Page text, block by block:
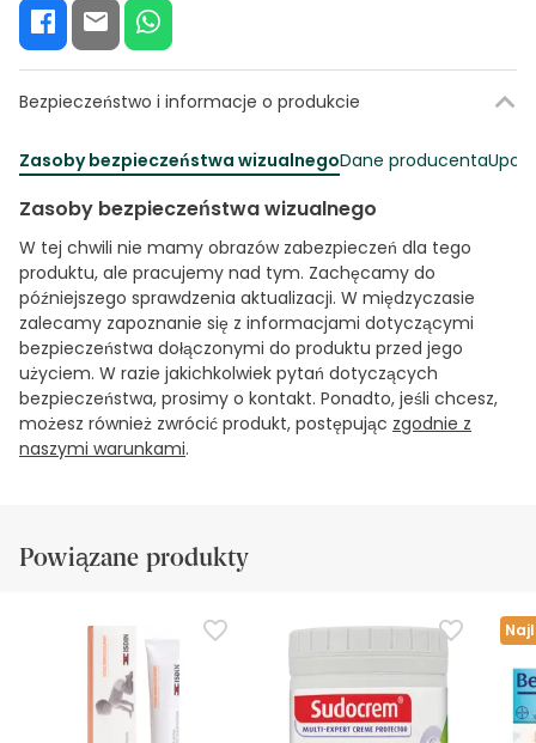
Bezpieczeństwo i informacje o produkcie
Zasoby bezpieczeństwa wizualnegoDane producenta
Zasoby bezpieczeństwa wizualnego
W tej chwili nie mamy obrazów zabezpieczeń dla tego
produktu, ale pracujemy nad tym. Zachęcamy do
późniejszego sprawdzenia aktualizacji. W międzyczasie
zalecamy zapoznanie się z informacjami dotyczącymi
bezpieczeństwa dołączonymi do produktu przed jego
użyciem. W razie jakichkolwiek pytań dotyczących
bezpieczeństwa, prosimy o kontakt. Ponadto, jeśli chcesz,
możesz również zwrócić produkt, postępując zgodnie z
naszymi warunkami.
Powiązane produkty